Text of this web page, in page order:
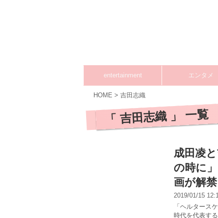
entertainment エンタメ
HOME > 吉田志織
「 吉田志織 」 一覧
成田凌
の時に
画が解禁
2019/01/15
「ヘルタース
時代を代表す